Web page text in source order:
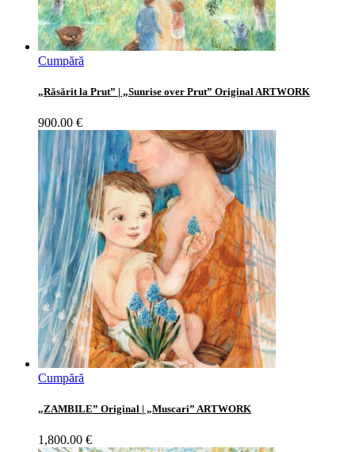
Cumpără
„Răsărit la Prut” | „Sunrise over Prut” Original ARTWORK
900.00 €
Cumpără
„ZAMBILE” Original | „Muscari” ARTWORK
1,800.00 €